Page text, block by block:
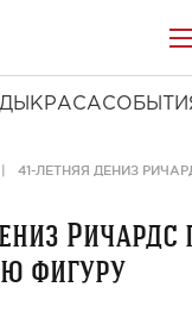
КРАСА
41-ЛЕТНЯЯ ДЕНИЗ
Ричардс
фигуру